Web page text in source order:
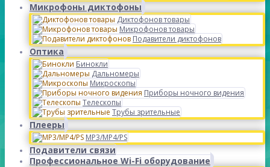
Микрофоны диктофоны
Диктофонов товары
Микрофонов товары
Подавители диктофонов
Оптика
Бинокли
Дальномеры
Микроскопы
Приборы ночного видения
Телескопы
Трубы зрительные
Плееры
MP3/MP4/PS
Подавители связи
Профессиональное Wi-Fi оборудование